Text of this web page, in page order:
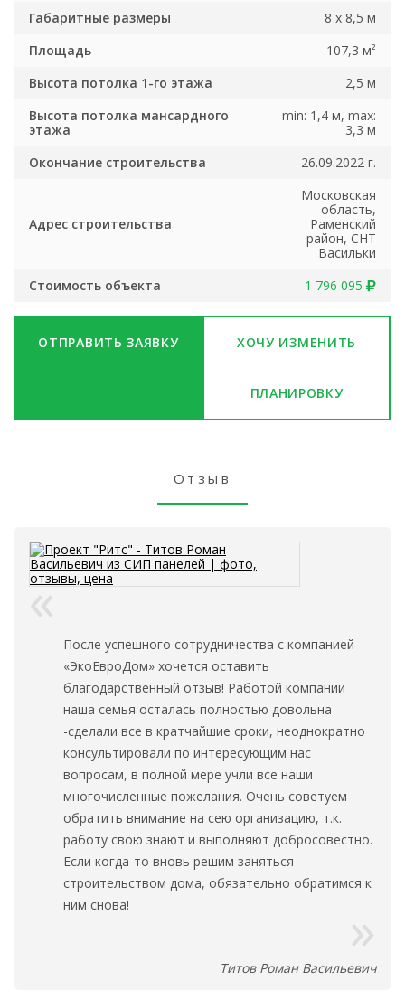
Габаритные размеры
8 x 8,5 м
Площадь
107,3 м²
Высота потолка 1-го этажа
2,5 м
Высота потолка мансардного
этажа
min: 1,4 м, max:
3,3 м
Окончание строительства
26.09.2022 г.
Адрес строительства
Московская
область,
Раменский
район, СНТ
Васильки
Стоимость объекта
1 796 095
ХОЧУ ИЗМЕНИТЬ
ПЛАНИРОВКУ
ОТПРАВИТЬ ЗАЯВКУ
Отзыв
После успешного сотрудничества с компанией
«ЭкоЕвроДом» хочется оставить
благодарственный отзыв! Работой компании
наша семья осталась полностью довольна
-сделали все в кратчайшие сроки, неоднократно
консультировали по интересующим нас
вопросам, в полной мере учли все наши
многочисленные пожелания. Очень советуем
обратить внимание на сею организацию, т.к.
работу свою знают и выполняют добросовестно.
Если когда-то вновь решим заняться
строительством дома, обязательно обратимся к
ним снова!
Титов Роман Васильевич